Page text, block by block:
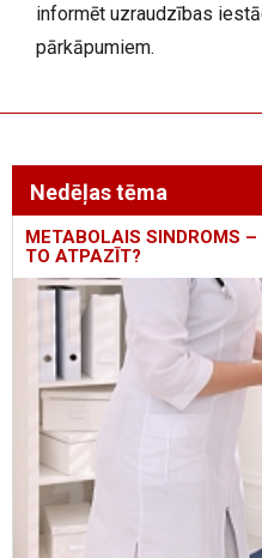
informēt uzraudzības
pārkāpumiem.
Nedēļas tēma
METABOLAIS SINDROMS
TO ATPAZĪT?